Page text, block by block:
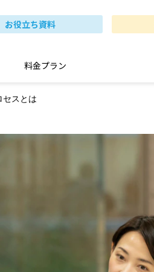
お役立ち資料
料金プラン
セスとは